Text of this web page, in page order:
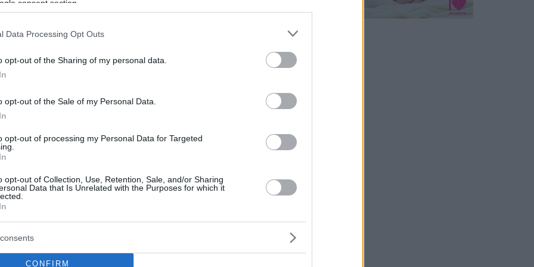
consent section.
Data Processing Opt Outs
opt-out of the Sharing of my personal data.
opt-out of the Sale of my Personal Data.
opt-out of processing my Personal Data for Targeted
opt-out of Collection, Use, Retention, Sale, and/or Sharing
Data that Is Unrelated with the Purposes for which it
CONFIRM
nem a burgonyafélék családjába tartozik. Míg a
közé sorolható, addig az édesburgonya a szulákfélék
áll bizonyos dísznövényekkel, mint azzal a
kerül.
is látható. A hagyományos burgonya föld alatti
viszont megvastagodott raktározó gyökerekből alakul
az íze, és több természetes cukrot tartalmaz.
Amerikából származik, ahol már évezredek óta
vált, főként az Egyesült Államokban, Afrikában
de Európában is egyre többen fogyasztják.
ki körülötte. Készül belőle sült krumpli, püré, sütőben